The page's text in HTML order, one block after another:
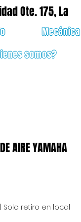
Mecánica
somos?
Ote. 175, La
AIRE YAMAHA
Solo retiro en local